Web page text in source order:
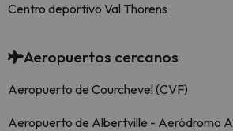
Centro deportivo Val Thorens
Aeropuertos cercanos
Aeropuerto de Courchevel (CVF)
Aeropuerto de Albertville - Aeródromo